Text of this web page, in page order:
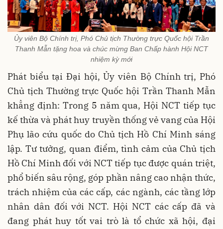
Ủy viên Bộ Chính trị, Phó Chủ tịch Thường trực Quốc hội Trần
Thanh Mẫn tặng hoa và chúc mừng Ban Chấp hành Hội NCT
nhiệm kỳ mới
Phát biểu tại Đại hội, Ủy viên Bộ Chính trị, Phó
Chủ tịch Thường trực Quốc hội Trần Thanh Mẫn
khẳng định: Trong 5 năm qua, Hội NCT tiếp tục
kế thừa và phát huy truyền thống vẻ vang của Hội
Phụ lão cứu quốc do Chủ tịch Hồ Chí Minh sáng
lập. Tư tưởng, quan điểm, tình cảm của Chủ tịch
Hồ Chí Minh đối với NCT tiếp tục được quán triệt,
phổ biến sâu rộng, góp phần nâng cao nhận thức,
trách nhiệm của các cấp, các ngành, các tầng lớp
nhân dân đối với NCT. Hội NCT các cấp đã và
đang phát huy tốt vai trò là tổ chức xã hội, đại